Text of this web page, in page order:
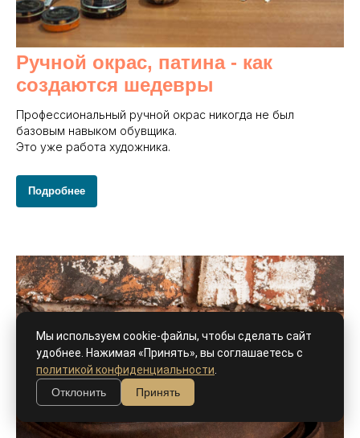
Мы используем cookie-файлы, чтобы сделать сайт
удобнее. Нажимая «Принять», вы соглашаетесь с
политикой конфиденциальности
Отклонить
Принять
Ручной окрас, патина - как
создаются шедевры
Профессиональный ручной окрас никогда не был
базовым навыком обувщика.
Это уже работа художника.
Подробнее